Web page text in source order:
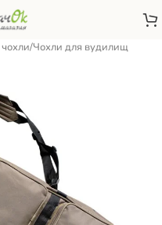
/Чохли для вудилищ